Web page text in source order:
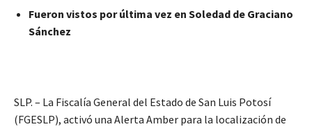
Fueron vistos por última vez en Soledad de Graciano
Sánchez
SLP. – La Fiscalía General del Estado de San Luis Potosí
(FGESLP), activó una Alerta Amber para la localización de